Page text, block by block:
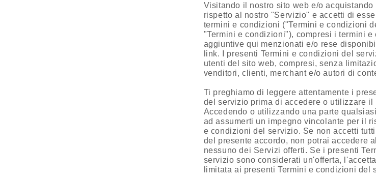
Visitando il nostro sito web e/o
rispetto al nostro "Servizio" e accetti di
termini e condizioni ("Termini e condizioni
"Termini e condizioni"), compresi i termini
aggiuntive qui menzionati e/o rese
link. I presenti Termini e condizioni del
utenti del sito web, compresi, senza
venditori, clienti, merchant e/o autori di
Ti preghiamo di leggere attentamente i
del servizio prima di accedere o utilizzare il
Accedendo o utilizzando una parte
ad assumerti un impegno vincolante per il
e condizioni del servizio. Se non accetti
del presente accordo, non potrai accedere
nessuno dei Servizi offerti. Se i presenti
servizio sono considerati un'offerta,
limitata ai presenti Termini e condizioni del